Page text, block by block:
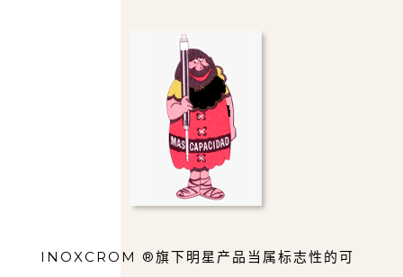
INOXCROM ®旗下明星产品当属标志性的可